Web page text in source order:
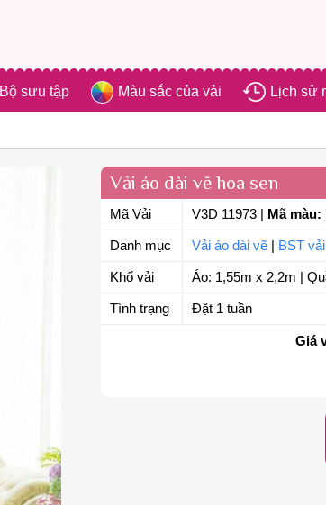
Bộ sưu tập Màu sắc của vải Lịch sử
Vải áo dài vẽ hoa sen
Mã Vải V3D 11973 Mã màu:
Danh mục Vải áo dài vẽ BST
Khổ vải Áo: 1,55m x 2,2m |
Tình trạng Đặt 1 tuần
Giá